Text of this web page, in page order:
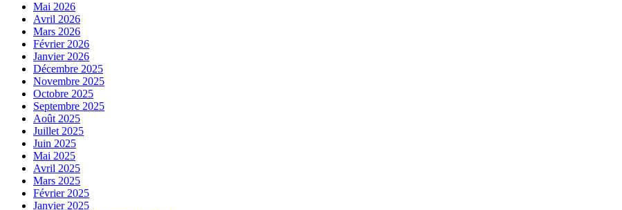
Mai 2026
Avril 2026
Mars 2026
Février 2026
Janvier 2026
Décembre 2025
Novembre 2025
Octobre 2025
Septembre 2025
Août 2025
Juillet 2025
Juin 2025
Mai 2025
Avril 2025
Mars 2025
Février 2025
Janvier 2025